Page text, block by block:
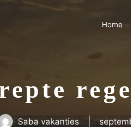
Home
Saba vakanties